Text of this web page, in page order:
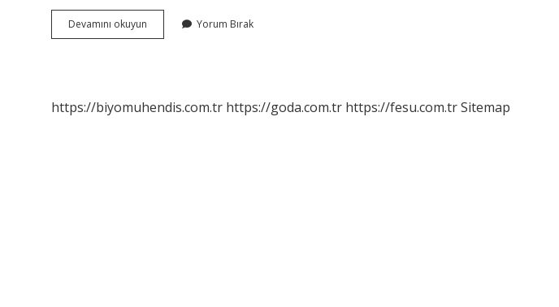
Devamını okuyun
Boynuzlugil
Yorum Bırak
https://biyomuhendis.com.tr https://goda.com.tr https://fesu.com.trSitemap